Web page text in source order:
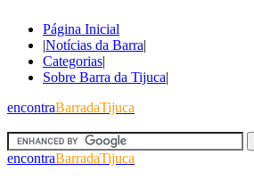
Página Inicial
|Notícias da Barra|
Categorias|
Sobre Barra da Tijuca|
encontraBarradaTijuca
encontraBarradaTijuca